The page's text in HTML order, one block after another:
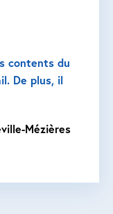
contents du
De plus, il
Mézières